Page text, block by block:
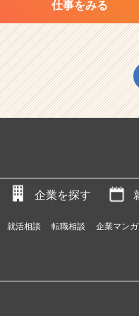
仕事をみる
企業を探す
就活相談 転職相談 企業マンガ